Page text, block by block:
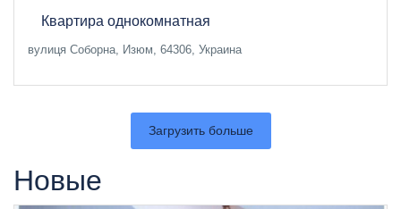
Квартира однокомнатная
вулиця Соборна, Изюм, 64306, Украина
Загрузить больше
Новые